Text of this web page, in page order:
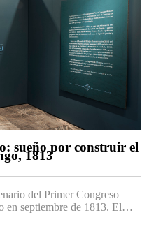
sueño por construir el
1813
del Primer Congreso
en septiembre de 1813. El…